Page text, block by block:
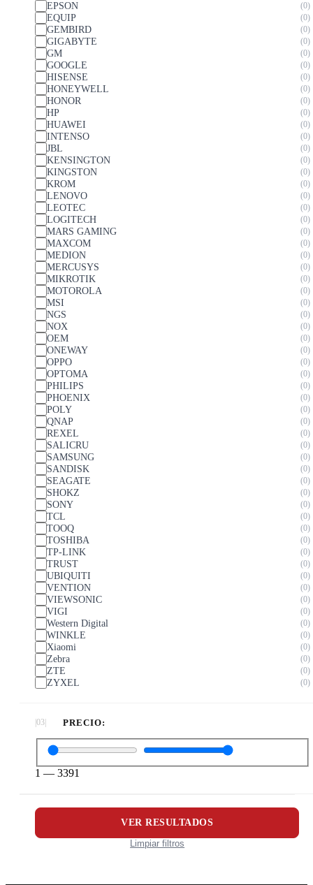
EPSON 0
EQUIP 0
GEMBIRD 0
GIGABYTE 0
GM 0
GOOGLE 0
HISENSE 0
HONEYWELL 0
HONOR 0
HP 0
HUAWEI 0
INTENSO 0
JBL 0
KENSINGTON 0
KINGSTON 0
KROM 0
LENOVO 0
LEOTEC 0
LOGITECH 0
MARS GAMING 0
MAXCOM 0
MEDION 0
MERCUSYS 0
MIKROTIK 0
MOTOROLA 0
MSI 0
NGS 0
NOX 0
OEM 0
ONEWAY 0
OPPO 0
OPTOMA 0
PHILIPS 0
PHOENIX 0
POLY 0
QNAP 0
REXEL 0
SALICRU 0
SAMSUNG 0
SANDISK 0
SEAGATE 0
SHOKZ 0
SONY 0
TCL 0
TOOQ 0
TOSHIBA 0
TP-LINK 0
TRUST 0
UBIQUITI 0
VENTION 0
VIEWSONIC 0
VIGI 0
Western Digital 0
WINKLE 0
Xiaomi 0
Zebra 0
ZTE 0
ZYXEL 0
PRECIO:
1 — 3391
Limpiar filtros
VER RESULTADOS